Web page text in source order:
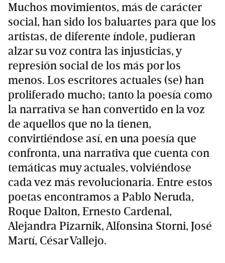
Muchos movimientos, más de carácter
social, han sido los baluartes para que los
artistas, de diferente índole, pudieran
alzar su voz contra las injusticias, y
represión social de los más por los
menos. Los escritores actuales (se) han
proliferado mucho; tanto la poesía como
la narrativa se han convertido en la voz
de aquellos que no la tienen,
convirtiéndose así, en una poesía que
confronta, una narrativa que cuenta con
temáticas muy actuales, volviéndose
cada vez más revolucionaria. Entre estos
poetas encontramos a Pablo Neruda,
Roque Dalton, Ernesto Cardenal,
Alejandra Pizarnik, Alfonsina Storni, José
Martí, César Vallejo.